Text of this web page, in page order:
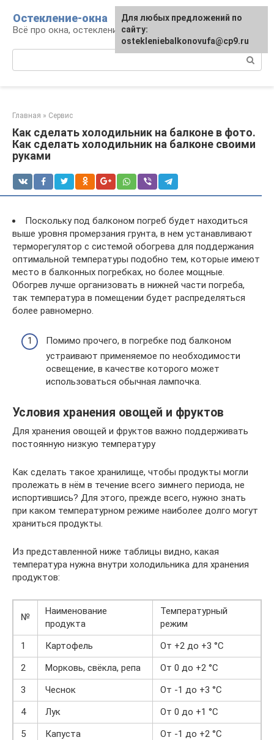
контенту
Остекление-окна
Всё про окна, остекление, балконы и двери
Главная » Сервис
Как сделать холодильник на балконе в фото.
Как сделать холодильник на балконе своими
руками
Поскольку под балконом погреб будет находиться
выше уровня промерзания грунта, в нем устанавливают
терморегулятор с системой обогрева для поддержания
оптимальной температуры подобно тем, которые имеют
место в балконных погребках, но более мощные.
Обогрев лучше организовать в нижней части погреба,
так температура в помещении будет распределяться
более равномерно.
Помимо прочего, в погребке под балконом
устраивают применяемое по необходимости
освещение, в качестве которого может
использоваться обычная лампочка.
Условия хранения овощей и фруктов
Для хранения овощей и фруктов важно поддерживать
постоянную низкую температуру
Как сделать такое хранилище, чтобы продукты могли
пролежать в нём в течение всего зимнего периода, не
испортившись? Для этого, прежде всего, нужно знать
при каком температурном режиме наиболее долго могут
храниться продукты.
Из представленной ниже таблицы видно, какая
температура нужна внутри холодильника для хранения
продуктов:
№
Наименование
продукта
Температурный
режим
1
Картофель
От +2 до +3 °C
2
Морковь, свёкла, репа
От 0 до +2 °C
3
Чеснок
От -1 до +3 °C
4
Лук
От 0 до +1 °C
5
Капуста
От -1 до +2 °C
Для любых предложений по
сайту:
ostekleniebalkonovufa@cp9.ru